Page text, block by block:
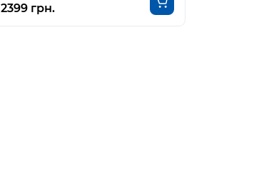
2399 грн.